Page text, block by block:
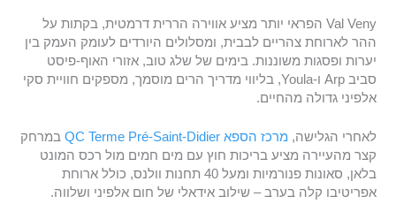
Val Veny הפראי יותר מציע אווירה הררית דרמטית, בקתות על
ההר לארוחת צהריים לבבית, ומסלולים היורדים לעומק העמק בין
יערות ופסגות משוננות. בימים של שלג טוב, אזורי האוף-פיסט
סביב Arp ו-Youla, בליווי מדריך הרים מוסמך, מספקים חוויית סקי
אלפיני גדולה מהחיים.
לאחרי הגלישה, מרכז הספא QC Terme Pré-Saint-Didier
במרחק
קצר מהעיירה מציע בריכות חוץ עם מים חמים מול רכס המונט
בלאן, סאונות פנורמיות ומעל 40 תחנות וולנס, כולל ארוחת
אפריטיבו קלה בערב – שילוב אידאלי של חום אלפיני ושלווה.